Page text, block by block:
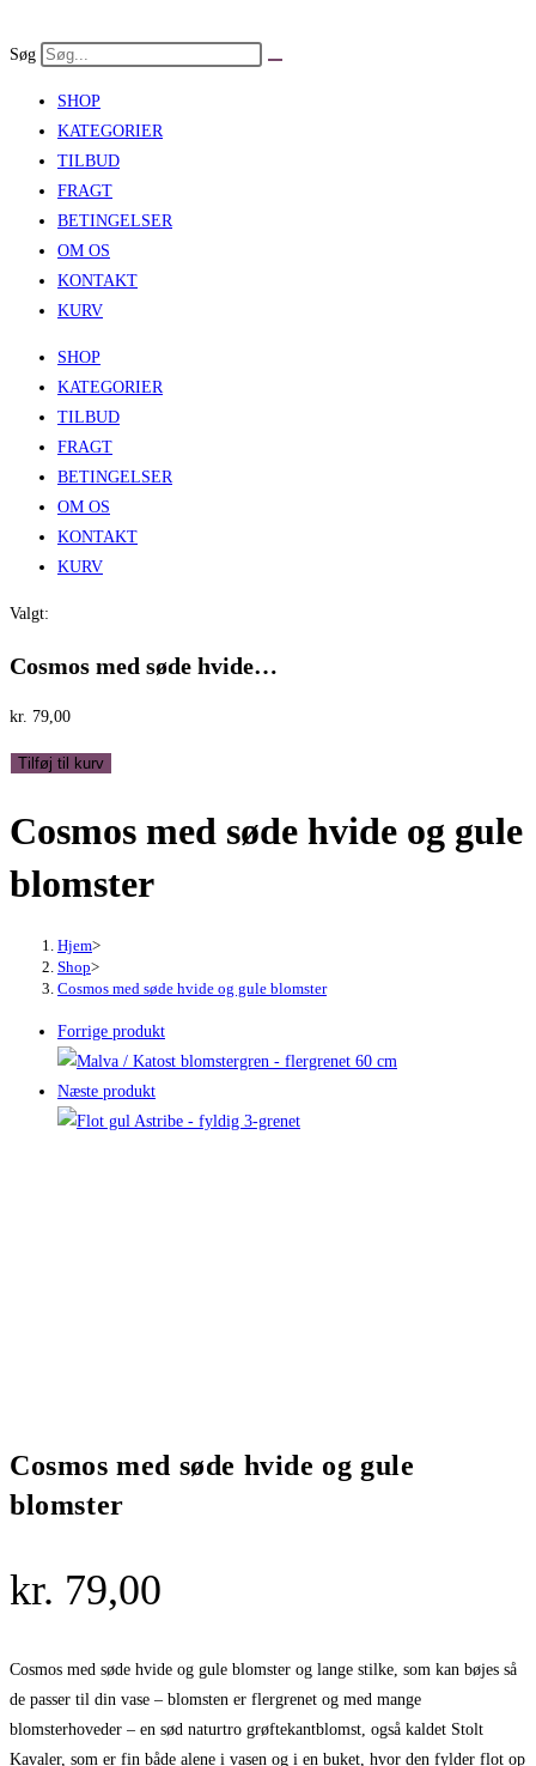
to
Søg
SHOP
KATEGORIER
TILBUD
FRAGT
BETINGELSER
OM OS
KONTAKT
KURV
SHOP
KATEGORIER
TILBUD
FRAGT
BETINGELSER
OM OS
KONTAKT
KURV
Valgt:
Cosmos med søde hvide…
kr. 79,00
Cosmos
søde
og
blomster
Tilføj til kurv
Cosmos med søde hvide og gule
blomster
Hjem>
Shop>
Cosmos med søde hvide og gule blomster
Forrige produkt
Næste produkt
Cosmos med søde hvide og gule
blomster
kr. 79,00
Cosmos med søde hvide og gule blomster og lange stilke, som kan bøjes så
de passer til din vase – blomsten er flergrenet og med mange
blomsterhoveder – en sød naturtro grøftekantblomst, også kaldet Stolt
Kavaler, som er fin både alene i vasen og i en buket, hvor den fylder flot op